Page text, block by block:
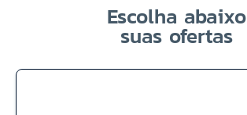
Escolha abaixo
suas ofertas